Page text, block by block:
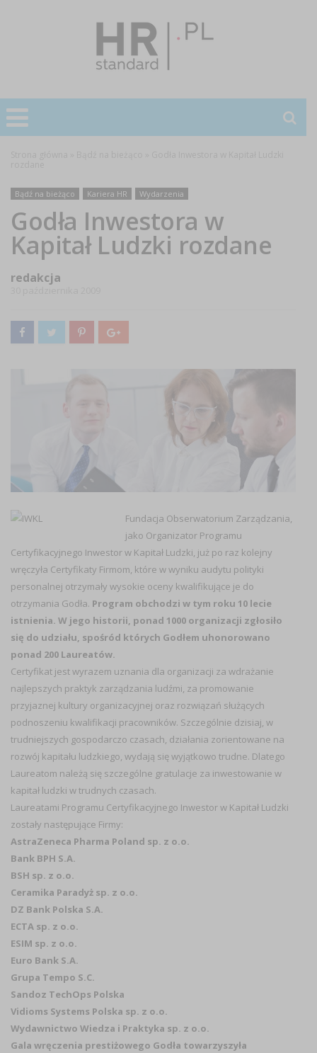
Bądź na bieżąco Kariera HR Wydarzenia
Godła Inwestora w
Kapitał Ludzki rozdane
redakcja
Fundacja Obserwatorium Zarządzania,
jako Organizator Programu
Certyfikacyjnego Inwestor w Kapitał Ludzki, już po raz kolejny
wręczyła Certyfikaty Firmom, które w wyniku audytu polityki
personalnej otrzymały wysokie oceny kwalifikujące je do
otrzymania Godła. Program obchodzi w tym roku 10 lecie
istnienia. W jego historii, ponad 1000 organizacji zgłosiło
się do udziału, spośród których Godłem uhonorowano
ponad 200 Laureatów.
Certyfikat jest wyrazem uznania dla organizacji za wdrażanie
najlepszych praktyk zarządzania ludźmi, za promowanie
przyjaznej kultury organizacyjnej oraz rozwiązań służących
podnoszeniu kwalifikacji pracowników. Szczególnie dzisiaj, w
trudniejszych gospodarczo czasach, działania zorientowane na
rozwój kapitału ludzkiego, wydają się wyjątkowo trudne. Dlatego
Laureatom należą się szczególne gratulacje za inwestowanie w
kapitał ludzki w trudnych czasach.
Laureatami Programu Certyfikacyjnego Inwestor w Kapitał Ludzki
zostały następujące Firmy:
AstraZeneca Pharma Poland sp. z o.o.
Bank BPH S.A.
BSH sp. z o.o.
Ceramika Paradyż sp. z o.o.
DZ Bank Polska S.A.
ECTA sp. z o.o.
ESIM sp. z o.o.
Euro Bank S.A.
Grupa Tempo S.C.
Sandoz TechOps Polska
Vidioms Systems Polska sp. z o.o.
Wydawnictwo Wiedza i Praktyka sp. z o.o.
Gala wręczenia prestiżowego Godła towarzyszyła